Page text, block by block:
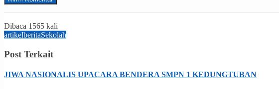
Dibaca 1565 kali
artikelberitaSekolah
Post Terkait
JIWA NASIONALIS UPACARA BENDERA SMPN 1 KEDUNGTUBAN